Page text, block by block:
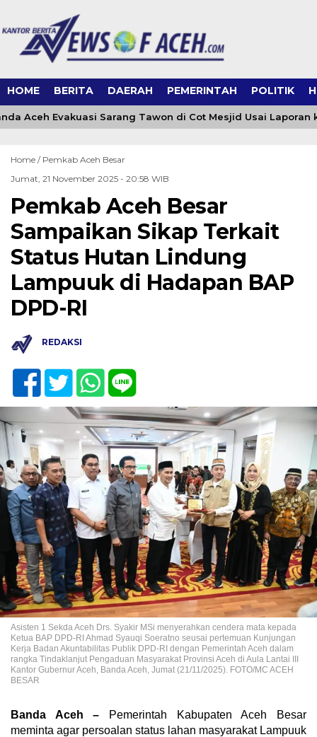
HOME BERITA DAERAH PEMERINTAH POLITIK
Aceh Evakuasi Sarang Tawon di Cot Mesjid Usai Laporan ke
Home / Pemkab Aceh Besar
Jumat, 21 November 2025 - 20:58 WIB
Pemkab Aceh Besar
Sampaikan Sikap Terkait
Status Hutan Lindung
Lampuuk di Hadapan BAP
DPD-RI
REDAKSI
Asisten 1 Sekda Aceh Drs. Syakir MSi menyerahkan cendera mata kepada
Ketua BAP DPD-RI Ahmad Syauqi Soeratno seusai pertemuan Kunjungan
Kerja Badan Akuntabilitas Publik DPD-RI dengan Pemerintah Aceh dalam
rangka Tindaklanjut Pengaduan Masyarakat Provinsi Aceh di Aula Lantai III
Kantor Gubernur Aceh, Banda Aceh, Jumat (21/11/2025). FOTO/MC ACEH
BESAR
Banda Aceh – Pemerintah Kabupaten Aceh Besar
meminta agar persoalan status lahan masyarakat Lampuuk